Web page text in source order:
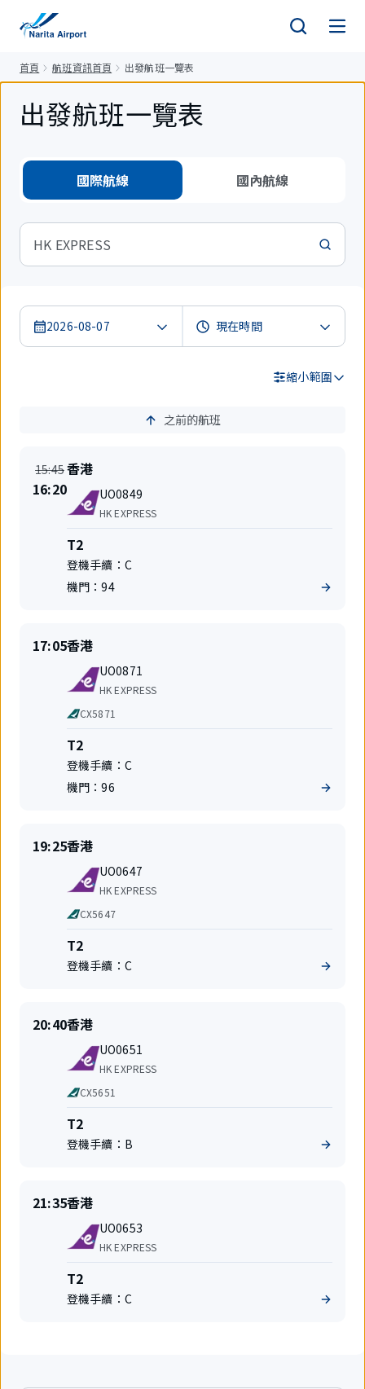
首頁 航班資訊首頁 出發航班一覽表
出發航班一覽表
國際航線 國內航線
HK EXPRESS
2026-08-07
縮小範圍
結
果
之前的航班
準
時
起
15:45
時
間
16:20
目
的
地
香港
航
班
號
UO0849
航
空
司
HK EXPRESS
航
站
樓
T2
登機手續： C
機門：94
準
時
17:05目
的
香港
航
班
號
UO0871
航
公
司
HK EXPRESS
代
碼
共
享
航
班
CX5871
航
站
樓
T2
登機手續： C
機門：96
準
時
19:25目
的
香港
航
班
號
UO0647
航
公
司
HK EXPRESS
代
碼
共
享
航
CX5647
航
站
T2
登機手續： C
準
時
20:40目
的
香港
航
班
號
UO0651
航
公
司
HK EXPRESS
代
碼
共
享
航
CX5651
航
站
T2
登機手續： B
準
時
21:35目
的
香港
航
班
號
UO0653
航
空
司
HK EXPRESS
航
站
T2
登機手續： C